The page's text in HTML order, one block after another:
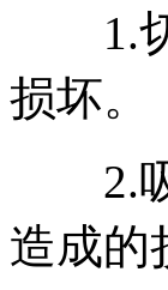
1.切
损坏。
2.吸
造成的